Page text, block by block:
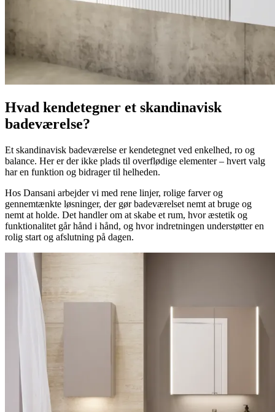
Hvad kendetegner et skandinavisk
badeværelse?
Et skandinavisk badeværelse er kendetegnet ved enkelhed, ro og
balance. Her er der ikke plads til overflødige elementer – hvert valg
har en funktion og bidrager til helheden.
Hos Dansani arbejder vi med rene linjer, rolige farver og
gennemtænkte løsninger, der gør badeværelset nemt at bruge og
nemt at holde. Det handler om at skabe et rum, hvor æstetik og
funktionalitet går hånd i hånd, og hvor indretningen understøtter en
rolig start og afslutning på dagen.